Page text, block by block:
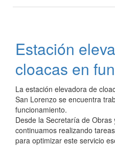
un
nuevo
espacio
emprendedores
Estación
cloacas en
La estación elevadora de
San Lorenzo se encuentra
funcionamiento.
Desde la Secretaría de Obras
continuamos realizando
para optimizar este servicio